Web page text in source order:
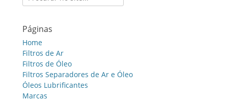
for:
Páginas
Home
Filtros de Ar
Filtros de Óleo
Filtros Separadores de Ar e Óleo
Óleos Lubrificantes
Marcas